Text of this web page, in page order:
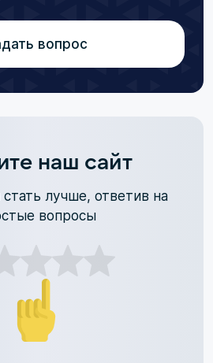
вопрос
наш сайт
лучше, ответив на
вопросы